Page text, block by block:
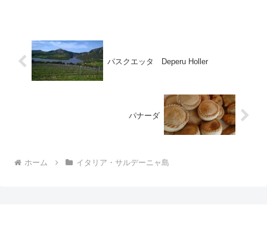
パスクエッタ Deperu Holler
パナーダ
ホーム イタリア・サルデーニャ島